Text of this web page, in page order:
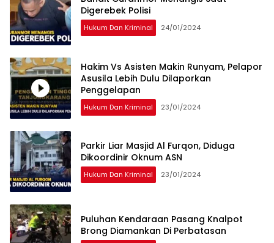
Digerebek Polisi
Hukum Dan Kriminal 24/01/2024
Hakim Vs Asisten Makin Runyam, Pelapor
Asusila Lebih Dulu Dilaporkan
Penggelapan
Hukum Dan Kriminal 23/01/2024
Parkir Liar Masjid Al Furqon, Diduga
Dikoordinir Oknum ASN
Hukum Dan Kriminal 23/01/2024
Puluhan Kendaraan Pasang Knalpot
Brong Diamankan Di Perbatasan